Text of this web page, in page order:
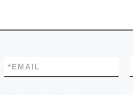
EMAIL
*